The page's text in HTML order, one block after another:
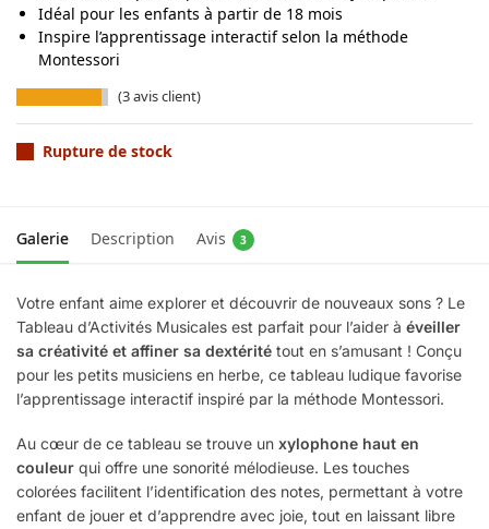
Idéal pour les enfants à partir de 18 mois
Inspire l’apprentissage interactif selon la méthode
Montessori
(3avis client)
Rupture de stock
Galerie Description Avis 3
Votre enfant aime explorer et découvrir de nouveaux sons ? Le
Tableau d’Activités Musicales est parfait pour l’aider à éveiller
sa créativité et affiner sa dextérité tout en s’amusant ! Conçu
pour les petits musiciens en herbe, ce tableau ludique favorise
l’apprentissage interactif inspiré par la méthode Montessori.
Au cœur de ce tableau se trouve un xylophone haut en
couleur qui offre une sonorité mélodieuse. Les touches
colorées facilitent l’identification des notes, permettant à votre
enfant de jouer et d’apprendre avec joie, tout en laissant libre